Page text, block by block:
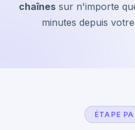
chaînessur n'importe
minutes depuis
ÉTAPE